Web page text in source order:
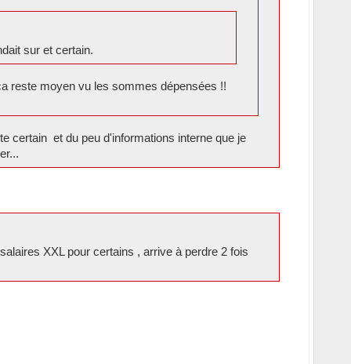
sur et certain.
reste moyen vu les sommes dépensées !!
certain et du peu d'informations interne que je
XXL pour certains , arrive à perdre 2 fois